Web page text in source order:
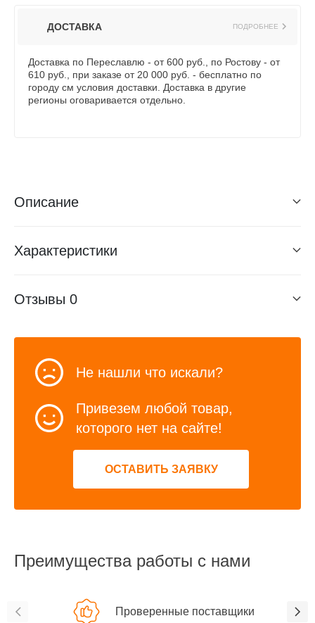
ДОСТАВКА ПОДРОБНЕЕ
Доставка по Переславлю - от 600 руб., по Ростову - от
610 руб., при заказе от 20 000 руб. - бесплатно по
городу см условия доставки. Доставка в другие
регионы оговаривается отдельно.
Описание
Характеристики
Отзывы 0
Не нашли что искали?
Привезем любой товар,
которого нет на сайте!
ОСТАВИТЬ ЗАЯВКУ
Преимущества работы с нами
Проверенные поставщики